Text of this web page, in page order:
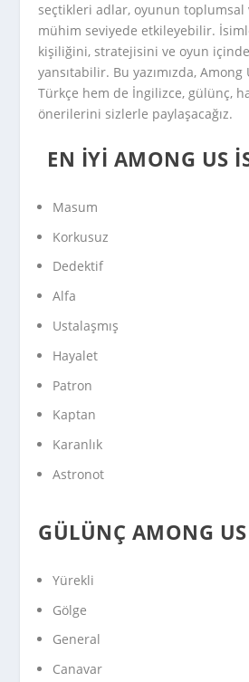
seçtikleri adlar, oyunun
mühim seviyede etkileyebilir.
kişiliğini, stratejisini ve oyun
yansıtabilir. Bu yazımızda,
Türkçe hem de İngilizce, gülünç,
önerilerini sizlerle paylaşacağız.
EN İYI AMONG US
Masum
Korkusuz
Dedektif
Alfa
Ustalaşmış
Hayalet
Patron
Kaptan
Karanlık
Astronot
GÜLÜNÇ AMONG
Yürekli
Gölge
General
Canavar